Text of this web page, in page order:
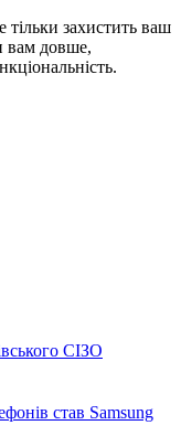
захистить ваш
вам довше,
СІЗО
став Samsung